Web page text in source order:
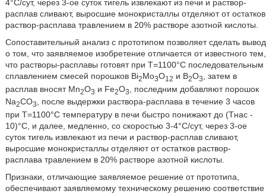
4°С/сут, через 3-ое суток тигель извлекают из печи и раствор-
расплав сливают, выросшие монокристаллы отделяют от остатков
раствор-расплава травлением в 20% растворе азотной кислоты.
Сопоставительный анализ с прототипом позволяет сделать вывод
о том, что заявляемое изобретение отличается от известного тем,
что растворы-расплавы готовят при Т=1100°С последовательным
сплавлением смесей порошков Bi2Mo3O12 и В2О3
, затем в
расплав вносят Mn2O3 и Fe2O3
, последним добавляют порошок
Na2CO3, после выдержки раствора-расплава в течение 3 часов
при Т=1100°С температуру в печи быстро понижают до (Тнас -
10)°С, и далее, медленно, со скоростью 3-4°С/сут, через 3-ое
суток тигель извлекают из печи и раствор-расплав сливают,
выросшие монокристаллы отделяют от остатков раствор-
расплава травлением в 20% растворе азотной кислоты.
Признаки, отличающие заявляемое решение от прототипа,
обеспечивают заявляемому техническому решению соответствие